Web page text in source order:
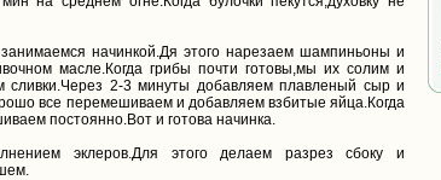
начинкой.Дя этого нарезаем шампиньоны и
масле.Когда грибы почти готовы,мы их солим и
сливки.Через 2-3 минуты добавляем плавленый сыр и
все перемешиваем и добавляем взбитые яйца.Когда
постоянно.Вот и готова начинка.
эклеров.Для этого делаем разрез сбоку и